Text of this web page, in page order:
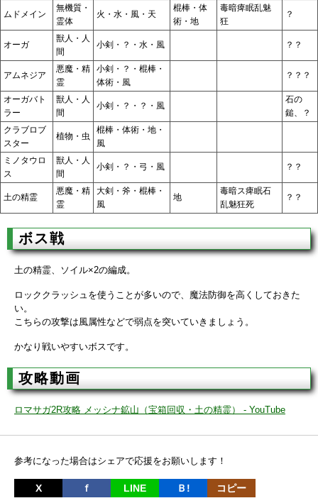
ムドメイン
無機質・
霊体
火・水・風・天
棍棒・体
術・地
毒暗痺眠乱魅
狂
？
オーガ
獣人・人
間
小剣・？・水・風 ？？
アムネジア
悪魔・精
霊
小剣・？・棍棒・
体術・風
？？？
オーガバト
ラー
獣人・人
間
小剣・？・？・風
石の
鎚、？
クラブロブ
スター
植物・虫
棍棒・体術・地・
風
ミノタウロ
ス
獣人・人
間
小剣・？・弓・風 ？？
土の精霊
悪魔・精
霊
大剣・斧・棍棒・
風
地
毒暗ス痺眠石
乱魅狂死
？？
ボス戦
土の精霊、ソイル×2の編成。
ロッククラッシュを使うことが多いので、魔法防御を高くしておきた
い。
こちらの攻撃は風属性などで弱点を突いていきましょう。
かなり戦いやすいボスです。
攻略動画
ロマサガ2R攻略 メッシナ鉱山（宝箱回収・土の精霊） - YouTube
参考になった場合はシェアで応援をお願いします！
X ｆ LINE Ｂ! コピー